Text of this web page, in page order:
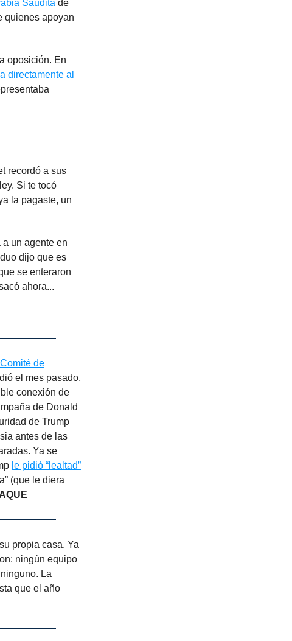
Saudita de
quienes apoyan
oposición. En
directamente al
recordó a sus
Si te tocó
la pagaste, un
un agente en
dijo que es
se enteraron
ahora...
de
el mes pasado,
conexión de
de Donald
de Trump
antes de las
Ya se
le pidió “lealtad”
(que le diera
propia casa. Ya
ningún equipo
La
que el año